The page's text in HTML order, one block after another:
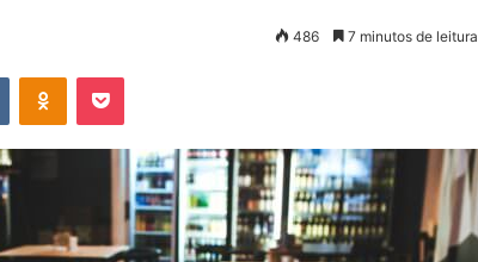
486 7 minutos de leitura
VK OK Pocket